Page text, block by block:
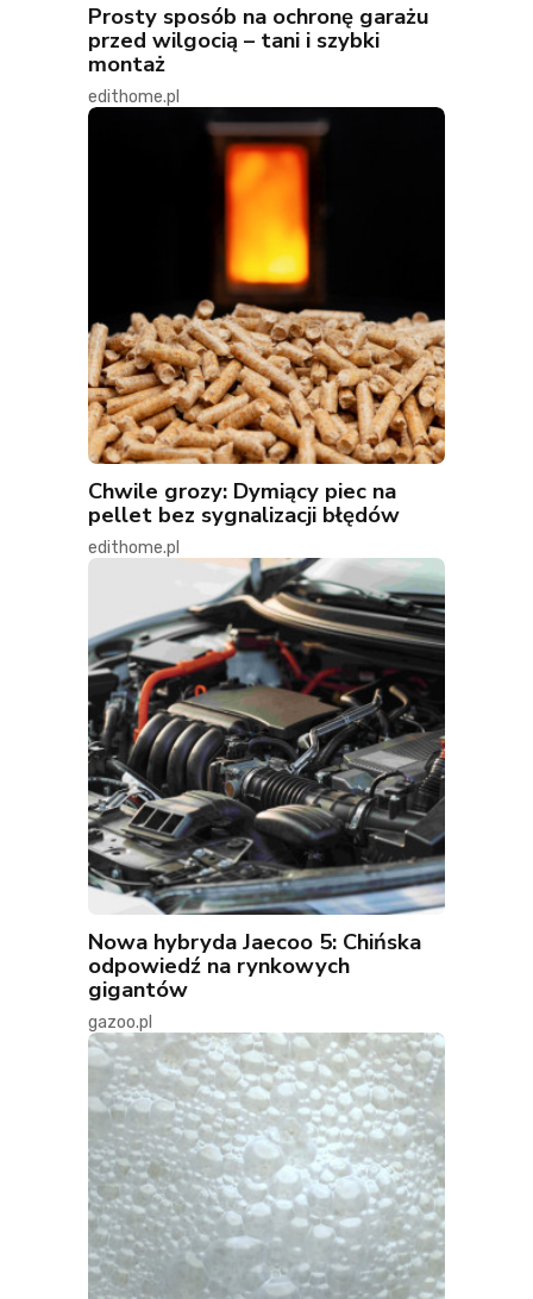
Prosty sposób na ochronę garażu
przed wilgocią – tani i szybki
montaż
edithome.pl
Chwile grozy: Dymiący piec na
pellet bez sygnalizacji błędów
edithome.pl
Nowa hybryda Jaecoo 5: Chińska
odpowiedź na rynkowych
gigantów
gazoo.pl